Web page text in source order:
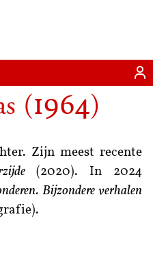
(1964)
Zijn meest recente
(2020). In 2024
Bijzondere verhalen